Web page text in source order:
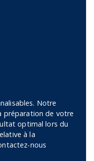
Notre
préparation de votre
optimal lors du
à la
nous